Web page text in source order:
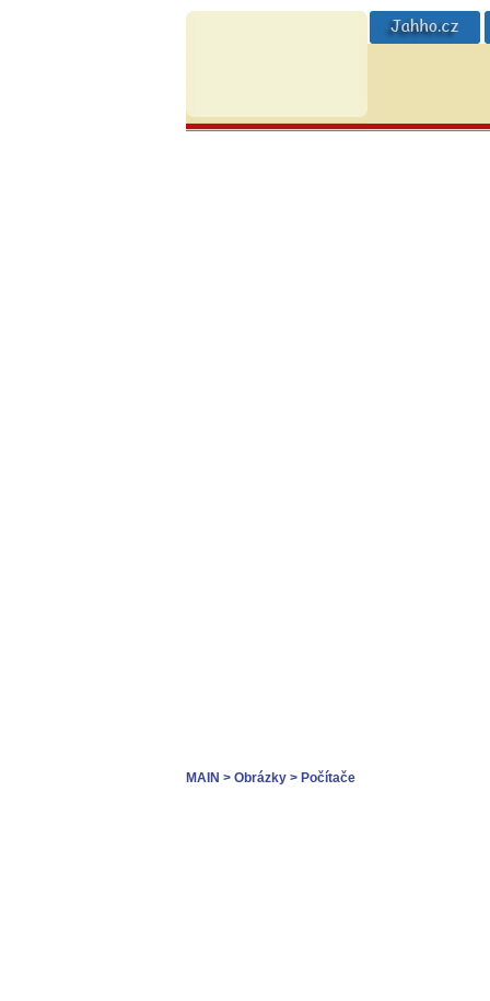
MAIN > Obrázky > Počítače